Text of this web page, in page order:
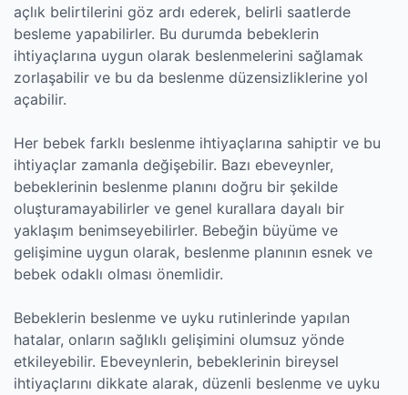
açlık belirtilerini göz ardı ederek, belirli saatlerde
besleme yapabilirler. Bu durumda bebeklerin
ihtiyaçlarına uygun olarak beslenmelerini sağlamak
zorlaşabilir ve bu da beslenme düzensizliklerine yol
açabilir.
Her bebek farklı beslenme ihtiyaçlarına sahiptir ve bu
ihtiyaçlar zamanla değişebilir. Bazı ebeveynler,
bebeklerinin beslenme planını doğru bir şekilde
oluşturamayabilirler ve genel kurallara dayalı bir
yaklaşım benimseyebilirler. Bebeğin büyüme ve
gelişimine uygun olarak, beslenme planının esnek ve
bebek odaklı olması önemlidir.
Bebeklerin beslenme ve uyku rutinlerinde yapılan
hatalar, onların sağlıklı gelişimini olumsuz yönde
etkileyebilir. Ebeveynlerin, bebeklerinin bireysel
ihtiyaçlarını dikkate alarak, düzenli beslenme ve uyku